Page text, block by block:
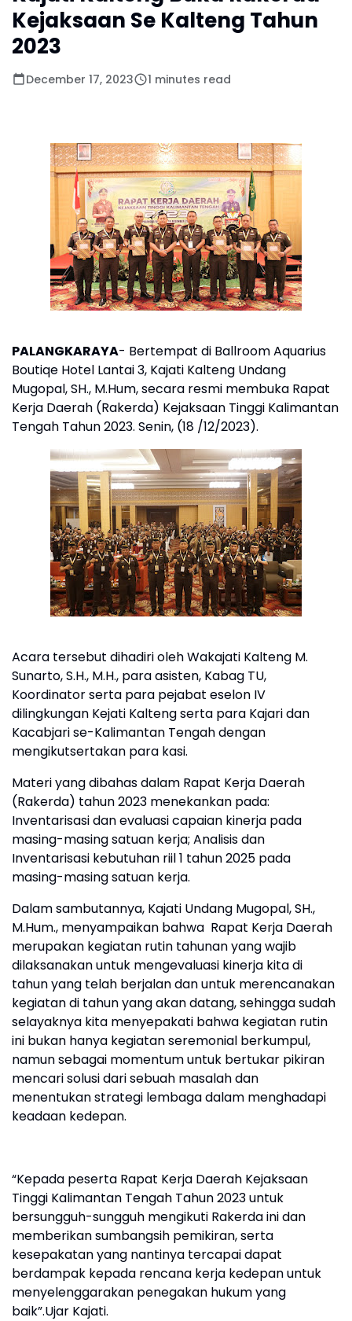
Kejaksaan Se Kalteng Tahun
2023
December 17, 2023 1 minutes read
PALANGKARAYA- Bertempat di Ballroom Aquarius
Boutiqe Hotel Lantai 3, Kajati Kalteng Undang
Mugopal, SH., M.Hum, secara resmi membuka Rapat
Kerja Daerah (Rakerda) Kejaksaan Tinggi Kalimantan
Tengah Tahun 2023. Senin, (18 /12/2023).
Acara tersebut dihadiri oleh Wakajati Kalteng M.
Sunarto, S.H., M.H., para asisten, Kabag TU,
Koordinator serta para pejabat eselon IV
dilingkungan Kejati Kalteng serta para Kajari dan
Kacabjari se-Kalimantan Tengah dengan
mengikutsertakan para kasi.
Materi yang dibahas dalam Rapat Kerja Daerah
(Rakerda) tahun 2023 menekankan pada:
Inventarisasi dan evaluasi capaian kinerja pada
masing-masing satuan kerja; Analisis dan
Inventarisasi kebutuhan riil 1 tahun 2025 pada
masing-masing satuan kerja.
Dalam sambutannya, Kajati Undang Mugopal, SH.,
M.Hum., menyampaikan bahwa Rapat Kerja Daerah
merupakan kegiatan rutin tahunan yang wajib
dilaksanakan untuk mengevaluasi kinerja kita di
tahun yang telah berjalan dan untuk merencanakan
kegiatan di tahun yang akan datang, sehingga sudah
selayaknya kita menyepakati bahwa kegiatan rutin
ini bukan hanya kegiatan seremonial berkumpul,
namun sebagai momentum untuk bertukar pikiran
mencari solusi dari sebuah masalah dan
menentukan strategi lembaga dalam menghadapi
keadaan kedepan.
“Kepada peserta Rapat Kerja Daerah Kejaksaan
Tinggi Kalimantan Tengah Tahun 2023 untuk
bersungguh-sungguh mengikuti Rakerda ini dan
memberikan sumbangsih pemikiran, serta
kesepakatan yang nantinya tercapai dapat
berdampak kepada rencana kerja kedepan untuk
menyelenggarakan penegakan hukum yang
baik”.Ujar Kajati.